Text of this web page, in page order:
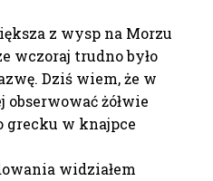
z wysp na Morzu
wczoraj trudno było
Dziś wiem, że w
żółwie
grecku w knajpce
widziałem